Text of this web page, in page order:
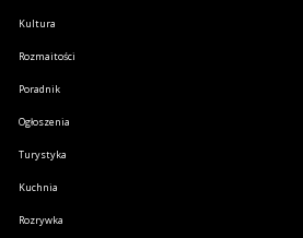
Kultura
Rozmaitości
Poradnik
Ogłoszenia
Turystyka
Kuchnia
Rozrywka